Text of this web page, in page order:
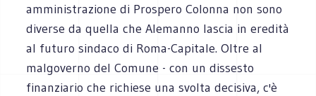
amministrazione di Prospero Colonna non sono
diverse da quella che Alemanno lascia in eredità
al futuro sindaco di Roma-Capitale. Oltre al
malgoverno del Comune - con un dissesto
finanziario che richiese una svolta decisiva, c'è